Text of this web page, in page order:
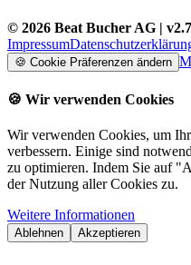
© 2026 Beat Bucher AG | v
Impressum
🍪 Cookie Präferenzen ändern
🍪 Wir verwenden Cookies
Wir verwenden Cookies, um
verbessern. Einige sind
zu optimieren. Indem Sie auf
der Nutzung aller Cookies zu.
Weitere Informationen
Ablehnen Akzeptieren